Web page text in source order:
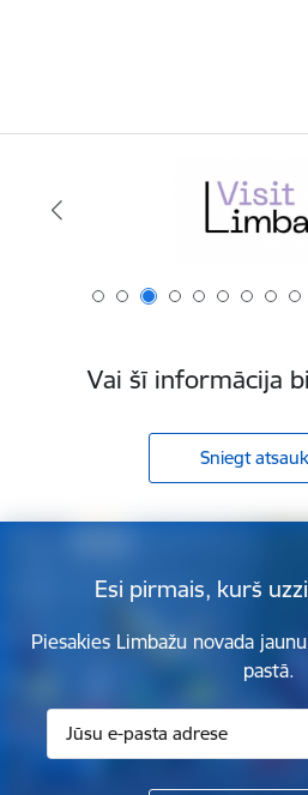
Vai šī informācija
Sniegt
Esi pirmais, kurš
Piesakies Limbažu novada
pastā.